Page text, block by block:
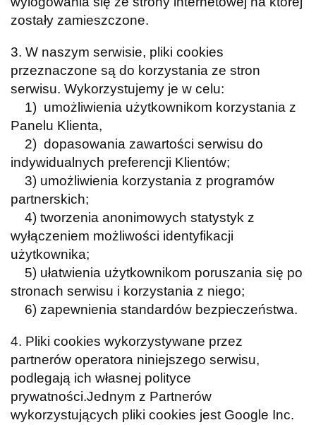
zostały zamieszczone.
3. W naszym serwisie, pliki cookies
przeznaczone są do korzystania ze stron
serwisu. Wykorzystujemy je w celu:
1) umożliwienia użytkownikom korzystania z
Panelu Klienta,
2) dopasowania zawartości serwisu do
indywidualnych preferencji Klientów;
3) umożliwienia korzystania z programów
partnerskich;
4) tworzenia anonimowych statystyk z
wyłączeniem możliwości identyfikacji
użytkownika;
5) ułatwienia użytkownikom poruszania się po
stronach serwisu i korzystania z niego;
6) zapewnienia standardów bezpieczeństwa.
4. Pliki cookies wykorzystywane przez
partnerów operatora niniejszego serwisu,
podlegają ich własnej polityce
prywatności.Jednym z Partnerów
wykorzystujących pliki cookies jest Google Inc.